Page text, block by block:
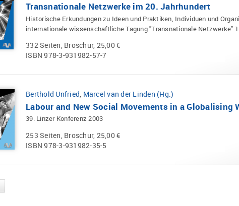
Transnationale Netzwerke im 20. Jahrhundert
Historische Erkundungen zu Ideen und Praktiken, Individuen und
internationale wissenschaftliche Tagung "Transnationale Netzwerke"
332 Seiten, Broschur, 25,00 €
ISBN 978-3-931982-57-7
Berthold Unfried, Marcel van der Linden (Hg.)
Labour and New Social Movements in a Globalising
39. Linzer Konferenz 2003
253 Seiten, Broschur, 25,00 €
ISBN 978-3-931982-35-5